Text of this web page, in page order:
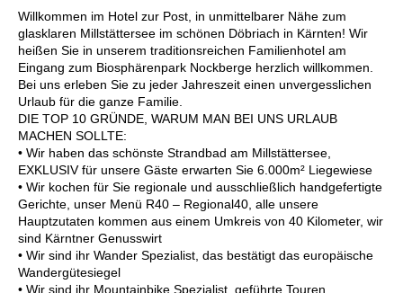
Willkommen im Hotel zur Post, in unmittelbarer Nähe zum
glasklaren Millstättersee im schönen Döbriach in Kärnten! Wir
heißen Sie in unserem traditionsreichen Familienhotel am
Eingang zum Biosphärenpark Nockberge herzlich willkommen.
Bei uns erleben Sie zu jeder Jahreszeit einen unvergesslichen
Urlaub für die ganze Familie.
DIE TOP 10 GRÜNDE, WARUM MAN BEI UNS URLAUB
MACHEN SOLLTE:
• Wir haben das schönste Strandbad am Millstättersee,
EXKLUSIV für unsere Gäste erwarten Sie 6.000m² Liegewiese
• Wir kochen für Sie regionale und ausschließlich handgefertigte
Gerichte, unser Menü R40 – Regional40, alle unsere
Hauptzutaten kommen aus einem Umkreis von 40 Kilometer, wir
sind Kärntner Genusswirt
• Wir sind ihr Wander Spezialist, das bestätigt das europäische
Wandergütesiegel
• Wir sind ihr Mountainbike Spezialist, geführte Touren